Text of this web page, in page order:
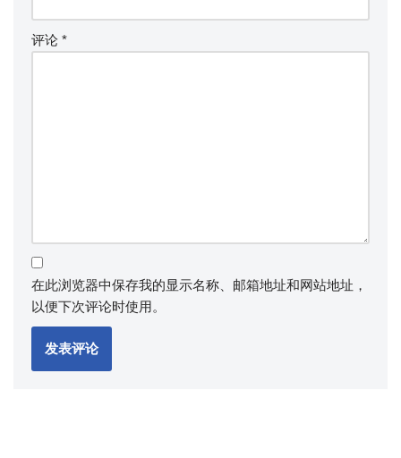
评论 *
在此浏览器中保存我的显示名称、邮箱地址和网站地址，
以便下次评论时使用。